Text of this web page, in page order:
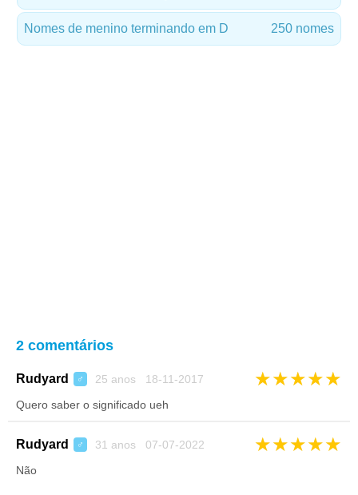
Nomes de menino terminando em D 250 nomes
2 comentários
Rudyard ♂ 25 anos 18-11-2017 ★★★★★
Quero saber o significado ueh
Rudyard ♂ 31 anos 07-07-2022 ★★★★★
Não